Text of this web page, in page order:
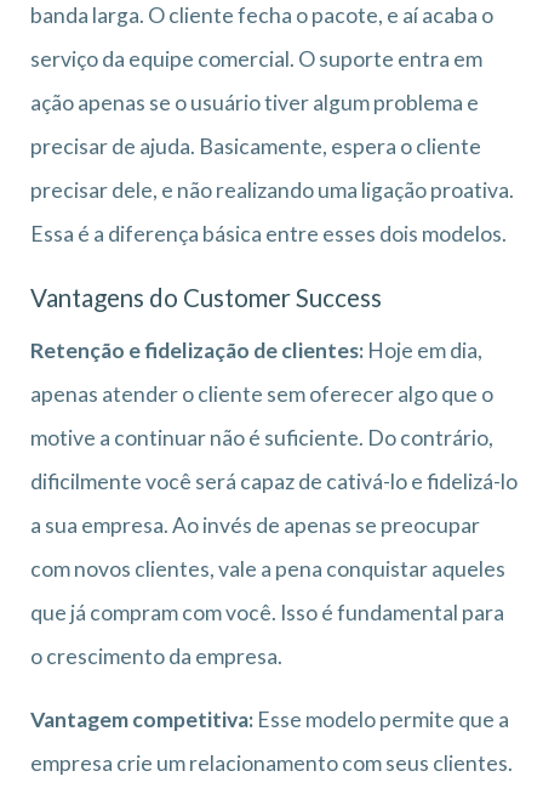
banda larga. O cliente fecha o pacote, e aí acaba o
serviço da equipe comercial. O suporte entra em
ação apenas se o usuário tiver algum problema e
precisar de ajuda. Basicamente, espera o cliente
precisar dele, e não realizando uma ligação proativa.
Essa é a diferença básica entre esses dois modelos.
Vantagens do Customer Success
Retenção e fidelização de clientes: Hoje em dia,
apenas atender o cliente sem oferecer algo que o
motive a continuar não é suficiente. Do contrário,
dificilmente você será capaz de cativá-lo e fidelizá-lo
a sua empresa. Ao invés de apenas se preocupar
com novos clientes, vale a pena conquistar aqueles
que já compram com você. Isso é fundamental para
o crescimento da empresa.
Vantagem competitiva: Esse modelo permite que a
empresa crie um relacionamento com seus clientes.